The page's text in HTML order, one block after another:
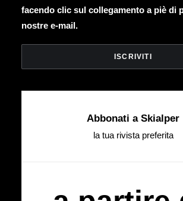
facendo clic sul collegamento a piè di
nostre e-mail.
Abbonati a Skialper
la tua rivista preferita